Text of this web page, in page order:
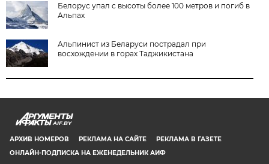
Белорус упал с высоты более 100 метров и погиб в
Альпах
Альпинист из Беларуси пострадал при
восхождении в горах Таджикистана
AIF.BY
АРХИВ НОМЕРОВ РЕКЛАМА НА САЙТЕ
РЕКЛАМА В ГАЗЕТЕ
ОНЛАЙН-ПОДПИСКА НА ЕЖЕНЕДЕЛЬНИК АИФ